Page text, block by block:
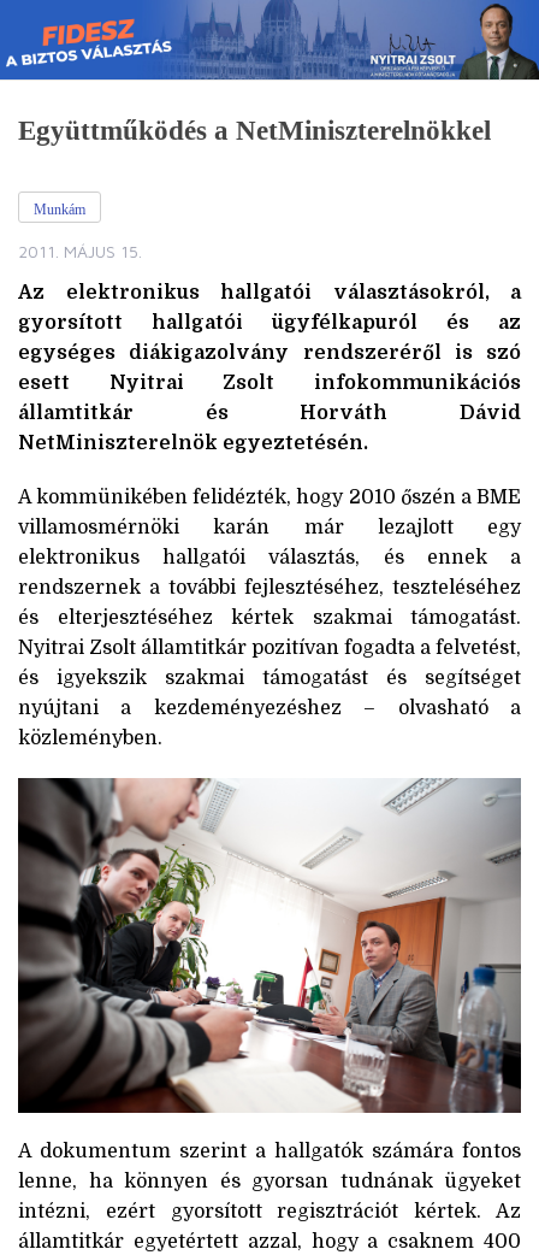
Skip
to
content
Együttműködés a NetMiniszterelnökkel
Munkám
2011. MÁJUS 15.
Az elektronikus hallgatói választásokról, a
gyorsított hallgatói ügyfélkapuról és az
egységes diákigazolvány rendszeréről is szó
esett Nyitrai Zsolt infokommunikációs
államtitkár és Horváth Dávid
NetMiniszterelnök egyeztetésén.
A kommünikében felidézték, hogy 2010 őszén a BME
villamosmérnöki karán már lezajlott egy
elektronikus hallgatói választás, és ennek a
rendszernek a további fejlesztéséhez, teszteléséhez
és elterjesztéséhez kértek szakmai támogatást.
Nyitrai Zsolt államtitkár pozitívan fogadta a felvetést,
és igyekszik szakmai támogatást és segítséget
nyújtani a kezdeményezéshez – olvasható a
közleményben.
A dokumentum szerint a hallgatók számára fontos
lenne, ha könnyen és gyorsan tudnának ügyeket
intézni, ezért gyorsított regisztrációt kértek. Az
államtitkár egyetértett azzal, hogy a csaknem 400